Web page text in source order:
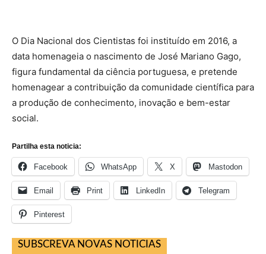
O Dia Nacional dos Cientistas foi instituído em 2016, a
data homenageia o nascimento de José Mariano Gago,
figura fundamental da ciência portuguesa, e pretende
homenagear a contribuição da comunidade científica para
a produção de conhecimento, inovação e bem-estar
social.
Partilha esta noticia:
Facebook WhatsApp X Mastodon
Email Print LinkedIn Telegram
Pinterest
SUBSCREVA NOVAS NOTICIAS